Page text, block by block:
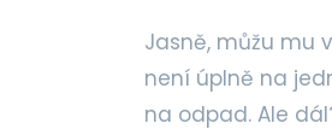
Jasně, můžu mu
není úplně na
na odpad. Ale